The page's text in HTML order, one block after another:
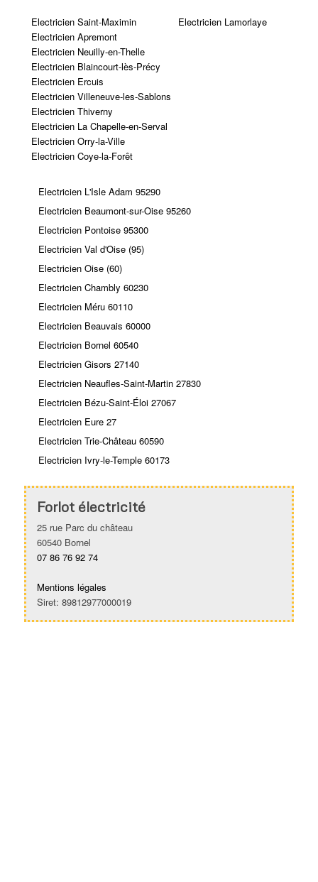
Electricien Saint-Maximin
Electricien Apremont
Electricien Neuilly-en-Thelle
Electricien Blaincourt-lès-Précy
Electricien Ercuis
Electricien Villeneuve-les-Sablons
Electricien Thiverny
Electricien La Chapelle-en-Serval
Electricien Orry-la-Ville
Electricien Coye-la-Forêt
Electricien Lamorlaye
Electricien L'Isle Adam 95290
Electricien Beaumont-sur-Oise 95260
Electricien Pontoise 95300
Electricien Val d'Oise (95)
Electricien Oise (60)
Electricien Chambly 60230
Electricien Méru 60110
Electricien Beauvais 60000
Electricien Bornel 60540
Electricien Gisors 27140
Electricien Neaufles-Saint-Martin 27830
Electricien Bézu-Saint-Éloi 27067
Electricien Eure 27
Electricien Trie-Château 60590
Electricien Ivry-le-Temple 60173
Forlot électricité
25 rue Parc du château
60540 Bornel
07 86 76 92 74
Mentions légales
Siret: 89812977000019